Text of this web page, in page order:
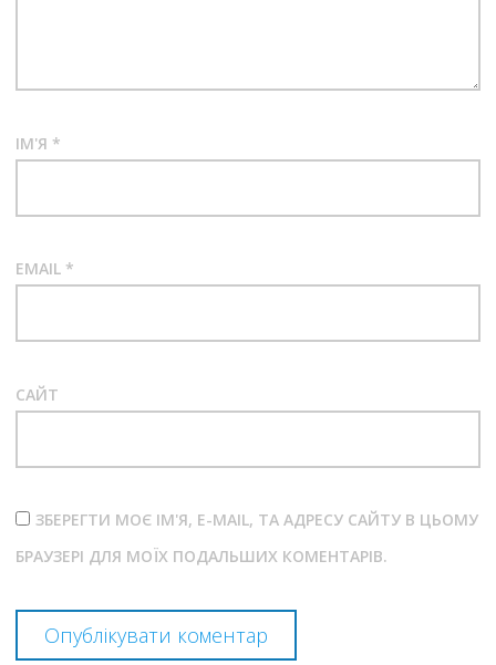
ІМ'Я *
EMAIL *
САЙТ
ЗБЕРЕГТИ МОЄ ІМ'Я, E-MAIL, ТА АДРЕСУ САЙТУ В ЦЬОМУ
БРАУЗЕРІ ДЛЯ МОЇХ ПОДАЛЬШИХ КОМЕНТАРІВ.